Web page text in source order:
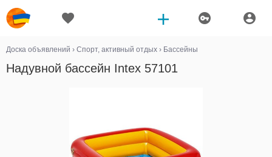
Доска объявлений › Спорт, активный отдых › Бассейны
Надувной бассейн Intex 57101